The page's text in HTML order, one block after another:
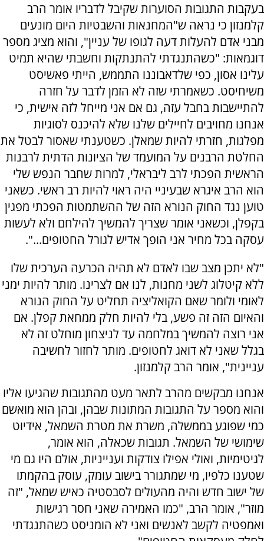
בעקבות התגובות הסוערות שקיבל לדבריו אומר הרב
קלמנזון כי נראה ש"המחנאות והשבטיות היום מונעים
מבני אדם להעלות דעה לגופו של עניין", והוא מציג מספר
דוגמאות: "כשהתנגדתי להתנתקות וחשבתי שהיא תמיט
עלינו אסון, כפי שלדאבוננו התממש, הייתי פאשיסט
משיחיסט. כשאמרתי שזה לא הזמן לדבר על חזרה
להתיישבות בחבל עזה, גם אם אני מייחל לזה אישית, כי
אנחנו מחויבים לחיילים שלנו שלא להיכנס לסוגיות
מפלגות, חזרתי להיות שמאלן. כשטענתי שאסור לבטל את
החלטת הרבנים על המועמד של הציונות הדתית לרבנות
הראשית הפכתי לרב ליבראלי, למרות שחבר הנפש שלי
הוא הרב איגרא שבעיניי היה ראוי להיות רב ראשי. כשאני
טוען נגד החוק הנורא הזה של ההשתמטות הפכתי מפגין
בקפלן, וכשאני אומר שצריך להמשיך להילחם ולא לעשות
עסקה בכל מחיר אני הופך אדיש לגורל החטופים...".
"לא יתכן מצב שבו לאדם לא תהיה הכרעה הערכית שלו
ללא קיטלוג לשני מחנות, לנו אם לצרינו. מותר להיות ימני
לאומי ולומר שאם הקואליציה תחליט על החוק הנורא
והאיום הזה זה פשע, בלי להיות חלק ממחאת קפלן. אם
אני רוצה להמשיך במלחמה עד לניצחון מוחלט זה לא
בגלל שאני לא דואג לחטופים. מותר לחזור לחשיבה
עניינית", אומר הרב קלמנזון.
אנחנו מבקשים מהרב לתאר מעט מהתגובות שהגיעו אליו
והוא מספר על התגובות המתונות שבהן, ובהן הוא מואשם
כמי שפוגע בממשלה, משרת את מטרת השמאל, אידיוט
שימושי של השמאל. תגובות שכאלה, הוא אומר,
לגיטימיות, ואולי אפילו צודקות וענייניות, אולם היו גם מי
שטענו כלפיו, מי שמתגורר בישוב עומק, עוסק בהקמתו
של ישוב חדש והיה מהעולים לסבסטיה כאיש שמאל, "זה
מוזר", אומר הרב, "כמו האמירה שאני חסר רגישות
ואמפטיה לקשב לאנשים ואני לא הומניסט כשהתנגדתי